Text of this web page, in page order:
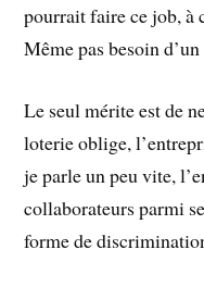
pourrait faire ce job, à
Même pas besoin
Le seul mérite est de
loterie oblige,
je parle un peu vite,
collaborateurs parmi
forme de